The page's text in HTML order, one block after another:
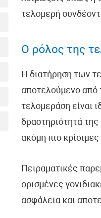
τελομερή
Ο ρόλος της
Η διατήρηση των
αποτελούμενο από
τελομεράση είναι
δραστηριότητά της
ακόμη πιο
Πειραματικές
ορισμένες
ασφάλεια και